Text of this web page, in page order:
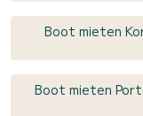
Boot mieten
Boot mieten